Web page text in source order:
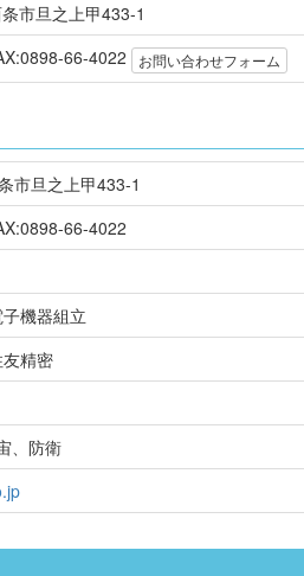
市旦之上甲433-1
66-4022 お問い合わせフォーム
市旦之上甲433-1
66-4022
機器組立
精密
、防衛